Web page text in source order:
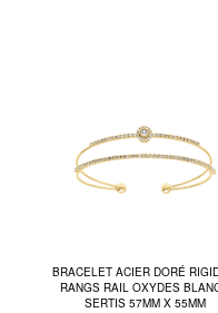
BRACELET ACIER DORÉ
RANGS RAIL OXYDES
SERTIS 57MM X 55MM